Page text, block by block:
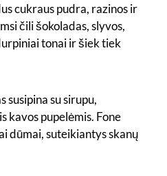
cukraus pudra, razinos ir
čili šokoladas, slyvos,
tonai ir šiek tiek
susipina su sirupu,
kavos pupelėmis. Fone
dūmai, suteikiantys skanų